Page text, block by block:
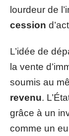
lourdeur de
cession
L’idée de
la vente
soumis au
revenu.
grâce à un
comme un